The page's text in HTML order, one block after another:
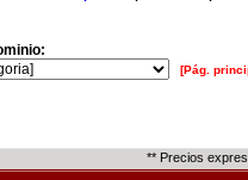
[Pág.
** Precios